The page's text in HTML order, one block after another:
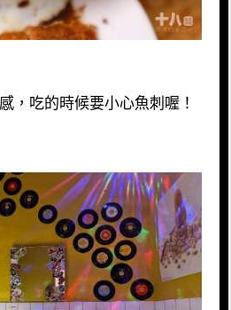
，吃的時候要小心魚刺喔！